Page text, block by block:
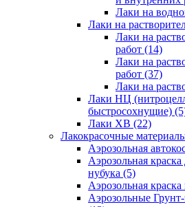
Лаки на
Лаки на
Лаки на
работ (14)
Лаки на
работ (37)
Лаки на
Лаки НЦ
быстросохнущие)
Лаки ХВ (22)
Лакокрасочные
Аэрозольная
Аэрозольная
нубука (5)
Аэрозольная
Аэрозольные